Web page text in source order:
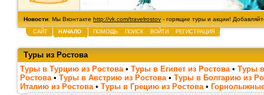
Новости: Мы Вконтакте http://vk.com/travelrostov - горящие туры и акции!
САЙТ НАЧАЛО ПОМОЩЬ ПОИСК ВОЙТИ РЕГИСТРАЦИЯ
Туры из Ростова
Туры в Турцию из Ростова • Туры в Египет из Ростова • Туры
Ростова • Туры в Австрию из Ростова • Туры в Болгарию из
Италию из Ростова • Туры в Грецию из Ростова •